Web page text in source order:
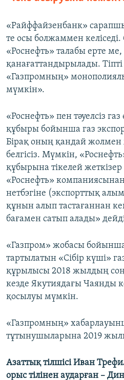
«Райффайзенбанк»
те осы болжаммен
«Роснефть» талабы ерте
қанағаттандырылады.
«Газпромның»
мүмкін».
«Роснефть» пен тәуелсіз
құбыры бойынша газ
Бірақ оның қандай жолмен
белгісіз. Мүмкін,
құбырына тікелей
«Роснефть»
нетбэгіне (экспорттық
құнын алып тастағаннан
бағамен сатып алады»
«Газпром» жобасы
тартылатын «Сібір күші»
құрылысы 2018 жылдың
кезде Якутиядағы Чаянды
қосылуы мүмкін.
«Газпромның»
тұтынушыларына 2019
Азаттық тілшісі Иван
орыс тілінен аударған –